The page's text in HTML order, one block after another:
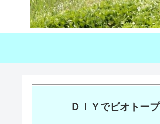
ＤＩＹでビオトープ